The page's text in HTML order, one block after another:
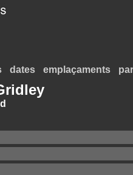
dates emplaçaments